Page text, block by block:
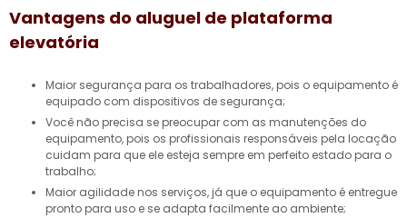
Vantagens do aluguel de plataforma
elevatória
Maior segurança para os trabalhadores, pois o equipamento é
equipado com dispositivos de segurança;
Você não precisa se preocupar com as manutenções do
equipamento, pois os profissionais responsáveis pela locação
cuidam para que ele esteja sempre em perfeito estado para o
trabalho;
Maior agilidade nos serviços, já que o equipamento é entregue
pronto para uso e se adapta facilmente ao ambiente;